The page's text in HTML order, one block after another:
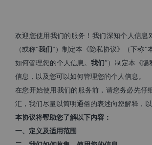
欢迎您使用我们的服务！我们深知个人信
（或称“我们 ”）制定本《隐私协议》（下称
如何管理您的个人信息。我们 ”）制定本《隐
信息，以及您可以如何管理您的个人信息。
在您开始使用我们的服务前，请您务必先
汇，我们尽量以简明通俗的表述向您解释，
本协议将帮助您了解以下内容：
一、定义及适用范围